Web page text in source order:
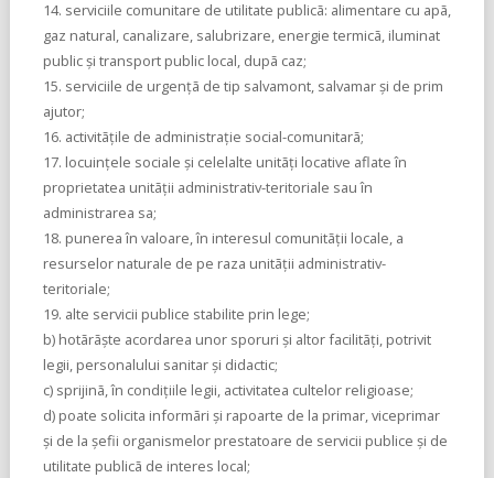
14. serviciile comunitare de utilitate publicã: alimentare cu apã,
gaz natural, canalizare, salubrizare, energie termicã, iluminat
public şi transport public local, dupã caz;
15. serviciile de urgenţã de tip salvamont, salvamar şi de prim
ajutor;
16. activitãţile de administraţie social-comunitarã;
17. locuinţele sociale şi celelalte unitãţi locative aflate în
proprietatea unitãţii administrativ-teritoriale sau în
administrarea sa;
18. punerea în valoare, în interesul comunitãţii locale, a
resurselor naturale de pe raza unitãţii administrativ-
teritoriale;
19. alte servicii publice stabilite prin lege;
b) hotãrãşte acordarea unor sporuri şi altor facilitãţi, potrivit
legii, personalului sanitar şi didactic;
c) sprijinã, în condiţiile legii, activitatea cultelor religioase;
d) poate solicita informãri şi rapoarte de la primar, viceprimar
şi de la şefii organismelor prestatoare de servicii publice şi de
utilitate publicã de interes local;